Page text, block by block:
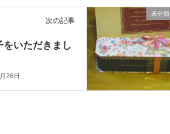
未分類
次の記事
をいただきまし
26日